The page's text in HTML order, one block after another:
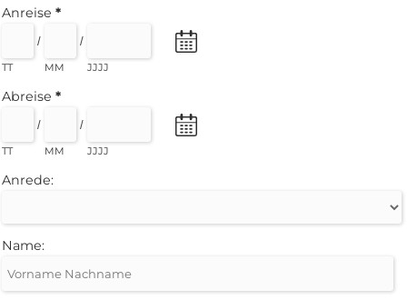
Anreise *
/
TT
/
MM JJJJ
Abreise *
/
TT
/
MM JJJJ
Anrede:
Name: